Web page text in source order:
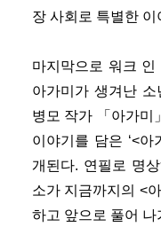
장 사회로 특별한 이
마지막으로 워크
아가미가 생겨난
병모 작가 「아가미
이야기를 담은 ‘<아
개된다. 연필로 명
소가 지금까지의 <
하고 앞으로 풀어